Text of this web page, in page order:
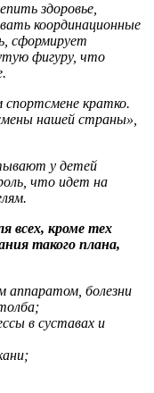
здоровье,
координационные
сформирует
фигуру, что
кратко.
нашей страны»,
у детей
что идет на
всех, кроме тех
такого плана,
аппаратом, болезни
в суставах и